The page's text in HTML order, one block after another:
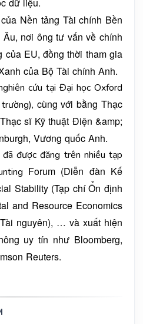
Nền tảng Tài chính Bền
nơi ông tư vấn về chính
của EU, đồng thời tham gia
của Bộ Tài chính Anh.
cứu tại Đại học Oxford
cùng với bằng Thạc
sĩ Kỹ thuật Điện &amp;
Vương quốc Anh.
được đăng trên nhiều tạp
Forum (Diễn đàn Kế
Stability (Tạp chí Ổn định
and Resource Economics
nguyên), … và xuất hiện
uy tín như Bloomberg,
Reuters.